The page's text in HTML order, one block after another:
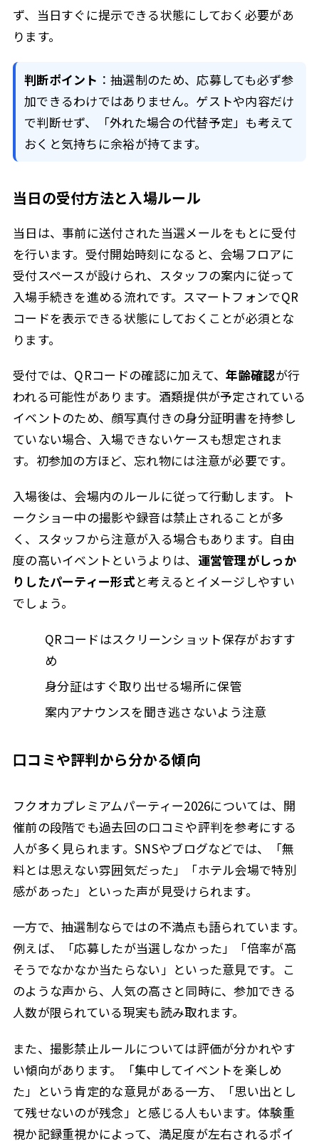
ず、当日すぐに提示できる状態にしておく必要があ
ります。
判断ポイント ：抽選制のため、応募しても必ず参
加できるわけではありません。ゲストや内容だけ
で判断せず、「外れた場合の代替予定」も考えて
おくと気持ちに余裕が持てます。
当日の受付方法と入場ルール
当日は、事前に送付された当選メールをもとに受付
を行います。受付開始時刻になると、会場フロアに
受付スペースが設けられ、スタッフの案内に従って
入場手続きを進める流れです。スマートフォンでQR
コードを表示できる状態にしておくことが必須とな
ります。
受付では、QRコードの確認に加えて、年齢確認が行
われる可能性があります。酒類提供が予定されている
イベントのため、顔写真付きの身分証明書を持参し
ていない場合、入場できないケースも想定されま
す。初参加の方ほど、忘れ物には注意が必要です。
入場後は、会場内のルールに従って行動します。ト
ークショー中の撮影や録音は禁止されることが多
く、スタッフから注意が入る場合もあります。自由
度の高いイベントというよりは、 運営管理がしっか
りしたパーティー形式と考えるとイメージしやすい
でしょう。
QRコードはスクリーンショット保存がおすす
め
身分証はすぐ取り出せる場所に保管
案内アナウンスを聞き逃さないよう注意
口コミや評判から分かる傾向
フクオカプレミアムパーティー2026については、開
催前の段階でも過去回の口コミや評判を参考にする
人が多く見られます。SNSやブログなどでは、「無
料とは思えない雰囲気だった」「ホテル会場で特別
感があった」といった声が見受けられます。
一方で、抽選制ならではの不満点も語られています。
例えば、「応募したが当選しなかった」「倍率が高
そうでなかなか当たらない」といった意見です。こ
のような声から、人気の高さと同時に、参加できる
人数が限られている現実も読み取れます。
また、撮影禁止ルールについては評価が分かれやす
い傾向があります。「集中してイベントを楽しめ
た」という肯定的な意見がある一方、「思い出とし
て残せないのが残念」と感じる人もいます。体験重
視か記録重視かによって、満足度が左右されるポイ